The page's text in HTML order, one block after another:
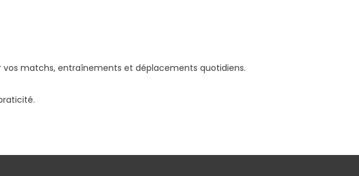
vos matchs, entraînements et déplacements quotidiens.